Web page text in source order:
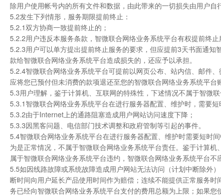
除用户使用帐号内的所有文件和数据，由此带来的一切损失由用户自
5.2发生下列情形，服务期限提前终止：
5.2.1双方协商一致提前终止的；
5.2.2用户违反本服务条款，智微联合网络业务系统平台有权提前终
5.2.3用户可以单方提出提前终止服务的要求，但应提前3天书面通
款给智微联合网络业务系统平台造成损失的，还应予以承担。
5.2.4智微联合网络业务系统平台可提前以网页公布、站内信、邮件
应将您已预付但未消费的款项退还至您的智微联合网络业务系统平台
5.3用户理解，鉴于计算机、互联网的特殊性，下述情况不属于智微
5.3.1智微联合网络业务系统平台在进行服务器配置、维护时，需要
5.3.2由于Internet上的通路阻塞造成用户网站访问速度下降；
5.3.3因黑客问题、电信部门技术调整和政府管制等引起的事件。
5.4智微联合网络业务系统平台在进行服务器配置、维护时需要短时
为是正常情况，不属于智微联合网络业务系统平台责任。鉴于计算
属于智微联合网络业务系统平台违约，智微联合网络业务系统平台不
5.5如因线路故障或系统故障造成用户网站无法访问（计划中断除外
断时间向用户延长产品使用时间作为赔偿；连续不能提供正常服务
务已经向智微联合网络业务系统平台支付的费用总额为上限；如果